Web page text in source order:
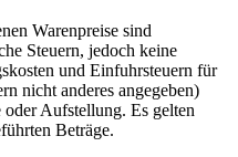
Warenpreise sind
Steuern, jedoch keine
und Einfuhrsteuern für
nicht anderes angegeben)
Aufstellung. Es gelten
Beträge.